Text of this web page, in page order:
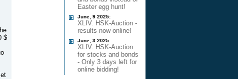
$
Easter egg hunt!
June, 9 2025:
XLIV. HSK-Auction -
results now online!
June, 3 2025:
XLIV. HSK-Auction
for stocks and bonds
- Only 3 days left for
online bidding!